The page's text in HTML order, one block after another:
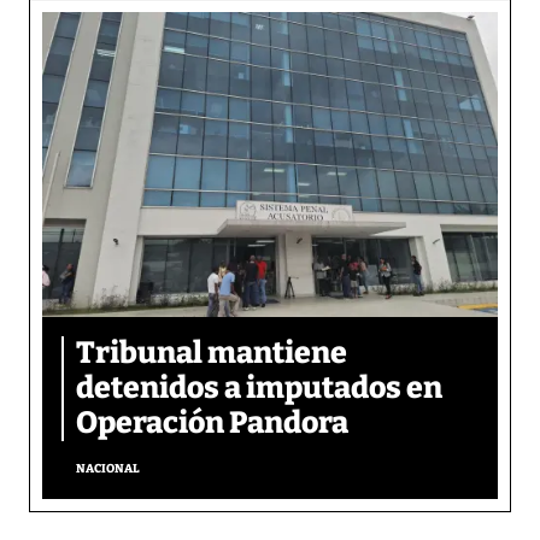
Tribunal mantiene
detenidos a imputados en
Operación Pandora
NACIONAL